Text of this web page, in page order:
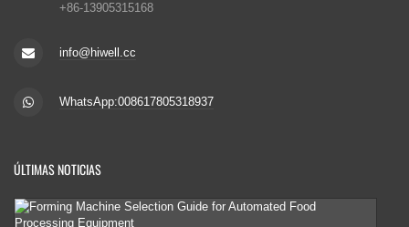
+86-13905315168
info@hiwell.cc
WhatsApp:008617805318937
ÚLTIMAS NOTICIAS